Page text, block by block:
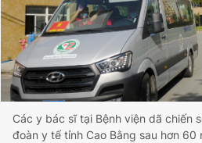
Các y bác sĩ tại Bệnh viện dã chiến
đoàn y tế tỉnh Cao Bằng sau hơn 60